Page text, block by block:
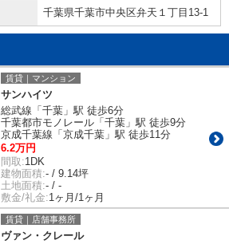
千葉県千葉市中央区弁天１丁目13-1
賃貸｜マンション
サンハイツ
総武線「千葉」駅 徒歩6分
千葉都市モノレール「千葉」駅 徒歩9分
京成千葉線「京成千葉」駅 徒歩11分
6.2万円
間取:1DK
建物面積:- / 9.14坪
土地面積:- / -
敷金/礼金:1ヶ月/1ヶ月
賃貸｜店舗事務所
ヴァン・クレール